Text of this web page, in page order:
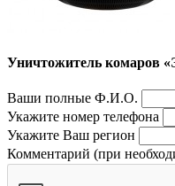
Уничтожитель комаров
Ваши полные Ф.И.О.
Укажите номер телефона
Укажите Ваш регион
Комментарий (при